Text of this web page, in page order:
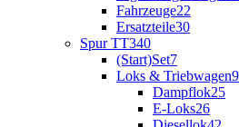
Fahrzeuge22
Ersatzteile30
Spur TT340
(Start)Set7
Loks & Triebwagen
Dampflok25
E-Loks26